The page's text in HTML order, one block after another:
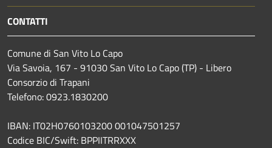
CONTATTI
Comune di San Vito Lo Capo
Via Savoia, 167 - 91030 San Vito Lo Capo (TP) - Libero
Consorzio di Trapani
Telefono: 0923.1830200
IBAN: IT02H0760103200 001047501257
Codice BIC/Swift: BPPIITRRXXX